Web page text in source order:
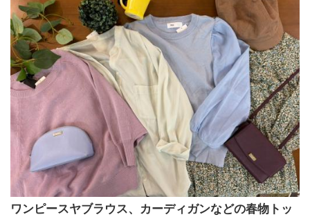
ワンピースヤブラウス、カーディガンなどの春物トッ